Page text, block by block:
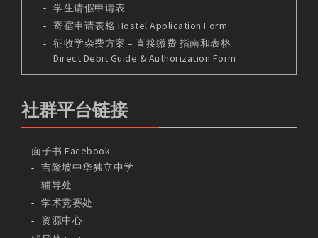
学生请假申请表
寄宿申请表格 Hostel Application Form
征收学杂费方案 – 直接缴费 指南和表格
Direct Debit Guide & Authorization Form
社群平台链接
面子书 Facebook
吉隆坡中华独立中学
辅导处
学术竞赛处
资源中心